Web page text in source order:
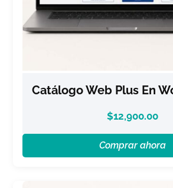
Catálogo Web Plus En
$12,900.00
Comprar ahora